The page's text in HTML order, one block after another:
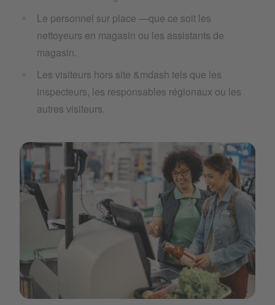
Le personnel sur place —que ce soit les
nettoyeurs en magasin ou les assistants de
magasin.
Les visiteurs hors site &mdash tels que les
inspecteurs, les responsables régionaux ou les
autres visiteurs.